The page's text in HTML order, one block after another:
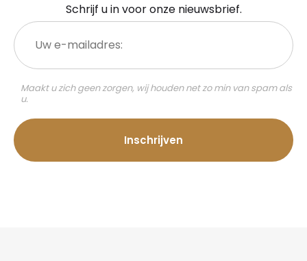
Schrijf u in voor onze nieuwsbrief.
Uw
e-
mailadres:
Maakt u zich geen zorgen, wij houden net zo min van spam als
u.